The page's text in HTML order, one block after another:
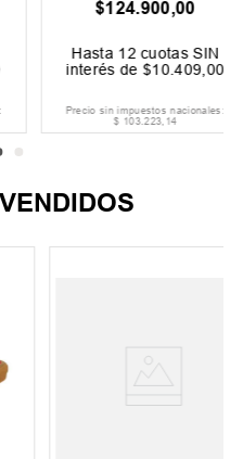
124.900,00
Hasta12cuotas SIN
interés de$ 10. 409, 00
Precio sin impuestos nacionales:
223,14